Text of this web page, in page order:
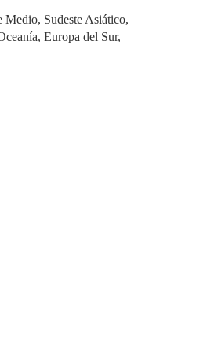
Sudeste Asiático,
Europa del Sur,